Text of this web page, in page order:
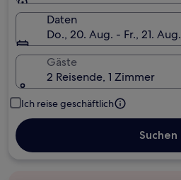
Daten
Do., 20. Aug. - Fr., 21. Aug.
Gäste
2 Reisende, 1 Zimmer
Ich reise geschäftlich
Suchen